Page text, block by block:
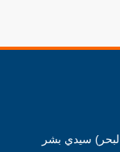
البحر) سيدي بشر